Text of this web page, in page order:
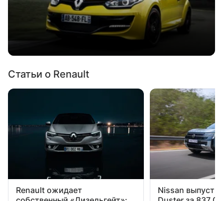
Статьи о Renault
Renault ожидает
Nissan